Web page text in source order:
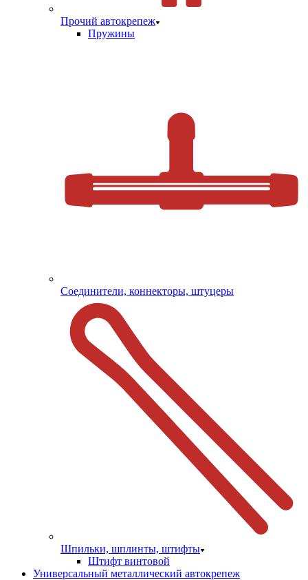
Прочий автокрепеж
Пружины
Соединители, коннекторы, штуцеры
Шпильки, шплинты, штифты
Штифт винтовой
Универсальный металлический автокрепеж